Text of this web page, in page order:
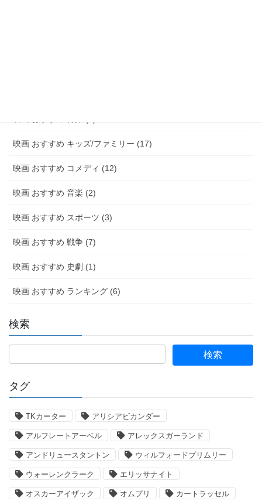
映画 おすすめ キッズ/ファミリー (17)
映画 おすすめ コメディ (12)
映画 おすすめ 音楽 (2)
映画 おすすめ スポーツ (3)
映画 おすすめ 戦争 (7)
映画 おすすめ 史劇 (1)
映画 おすすめ ランキング (6)
検索
タグ
TKカーター アリシアビカンダー
アルフレートアーベル アレックスガーランド
アンドリュースタントン ウィルフォードブリムリー
ウォーレンクラーク エリッサナイト
オスカーアイザック オムプリ カートラッセル